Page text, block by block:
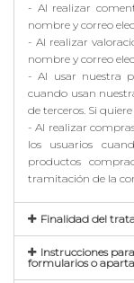
- Al realizar
nombre y correo
- Al realizar
nombre y correo
- Al usar nuestra
cuando usan
de terceros. Si
- Al realizar
los usuarios
productos
tramitación de la
Finalidad del
Instrucciones
formularios o